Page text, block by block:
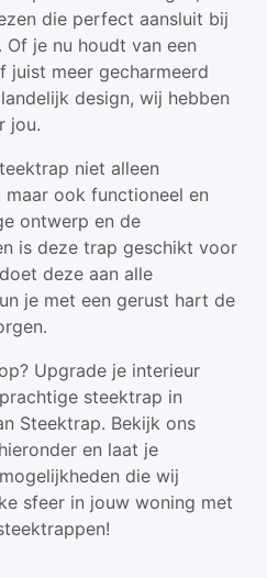
die perfect aansluit bij
Of je nu houdt van een
juist meer gecharmeerd
design, wij hebben
jou.
niet alleen
ook functioneel en
ontwerp en de
is deze trap geschikt voor
deze aan alle
je met een gerust hart de
Upgrade je interieur
steektrap in
Steektrap. Bekijk ons
en laat je
die wij
sfeer in jouw woning met